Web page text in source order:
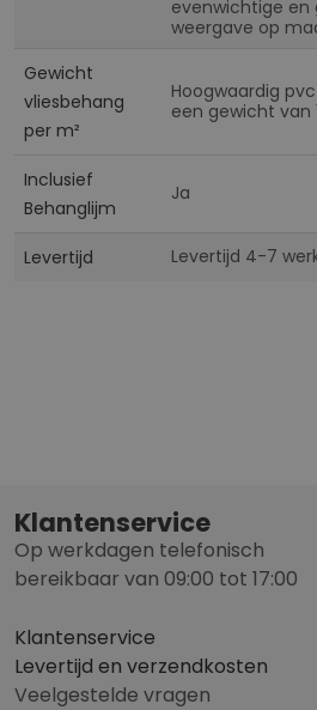
evenwichtige en
weergave op
Gewicht
vliesbehang
per m²
Hoogwaardig
een gewicht van
Inclusief
Behanglijm
Ja
Levertijd Levertijd 4-7
Klantenservice
Op werkdagen telefonisch
bereikbaar van 09:00 tot 17:00
Klantenservice
Levertijd en verzendkosten
Veelgestelde vragen